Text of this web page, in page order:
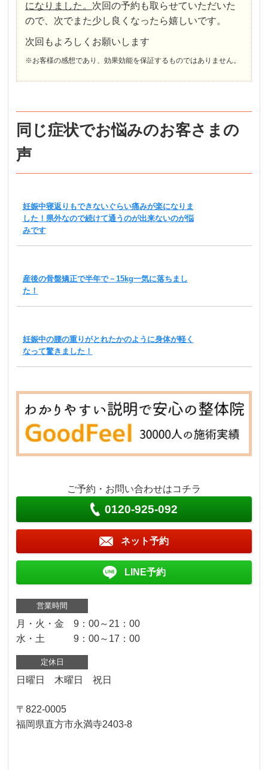
になりました。 次回の予約も取らせていただいた
ので、次でまた少し良くなったら嬉しいです。
次回もよろしくお願いします
※お客様の感想であり、効果効能を保証するものではありません。
同じ症状でお悩みのお客さまの
声
妊娠中寝返りもできないぐらい痛みが楽になりま
した！県外なので続けて通うのが出来ないのが悩
みです
産後の骨盤矯正で半年で－15kg一気に落ちまし
た！
妊娠中の腰の重りがとれたかのように身体が軽く
なって驚きました！
ご予約・お問い合わせはコチラ
0120-925-092
ネット予約
LINE予約
営業時間
月・火・金 9：00～21：00
水・土 9：00～17：00
定休日
日曜日 木曜日 祝日
〒822-0005
福岡県直方市永満寺2403-8